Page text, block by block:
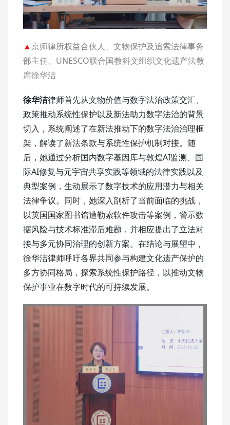
▲京师律所权益合伙人、文物保护及追索法律事务
部主任、UNESCO联合国教科文组织文化遗产法教
席徐华洁
徐华洁律师首先从文物价值与数字法治政策交汇、
政策推动系统性保护以及新法助力数字法治的背景
切入，系统阐述了在新法推动下的数字法治治理框
架，解读了新法条款与系统性保护机制对接。随
后，她通过分析国内数字基因库与敦煌AI监测、国
际AI修复与元宇宙共享实践等领域的法律实践以及
典型案例，生动展示了数字技术的应用潜力与相关
法律争议。同时，她深入剖析了当前面临的挑战，
以英国国家图书馆遭勒索软件攻击等案例，警示数
据风险与技术标准滞后难题，并相应提出了立法对
接与多元协同治理的创新方案。在结论与展望中，
徐华洁律师呼吁各界共同参与构建文化遗产保护的
多方协同格局，探索系统性保护路径，以推动文物
保护事业在数字时代的可持续发展。